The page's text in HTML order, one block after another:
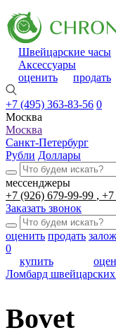
Швейцарские часы
Аксессуары
оценить
продать
+7 (495) 363-83-56 0
Москва
Москва
Санкт-Петербург
Рубли Доллары
мессенджеры
+7 (926) 679-99-99
+7
Заказать звонок
оценить продать
0
купить
Ломбард швейцарских
Bovet